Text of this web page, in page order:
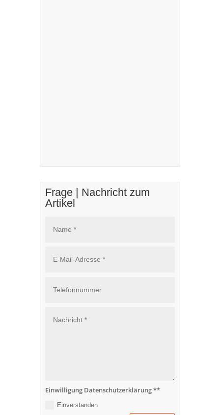
Frage | Nachricht zum
Artikel
Einwilligung Datenschutzerklärung **
Einverstanden